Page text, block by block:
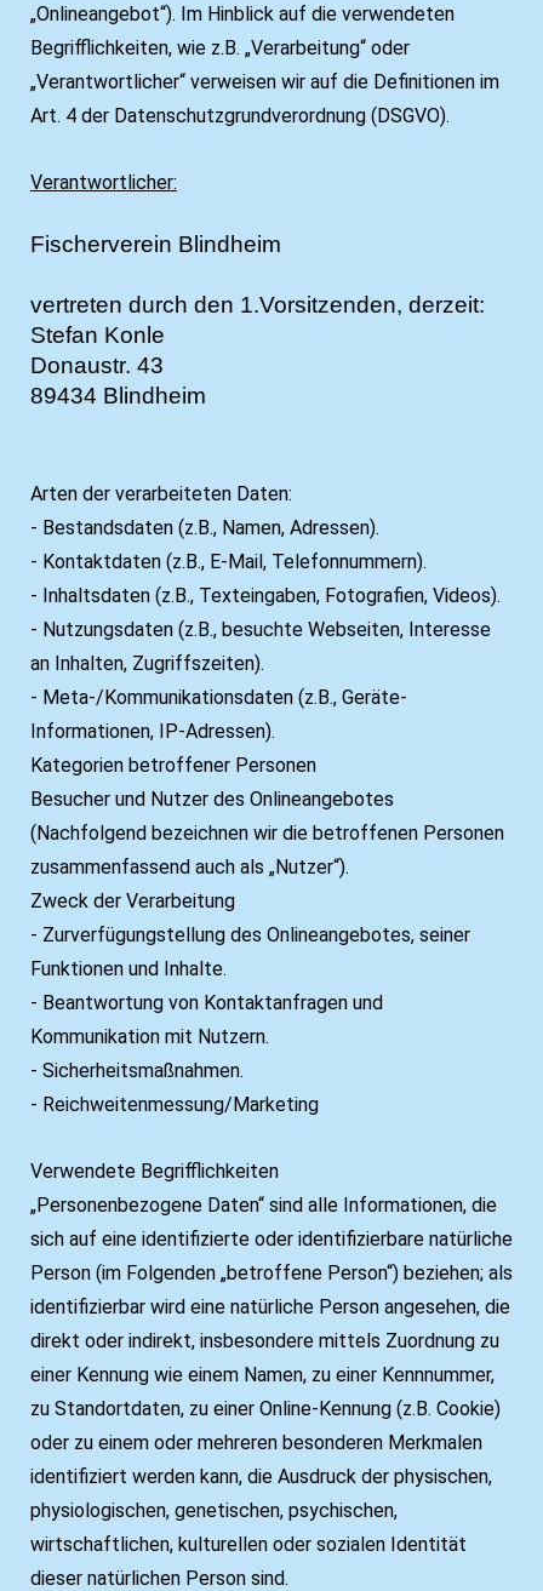
„Onlineangebot“). Im Hinblick auf die verwendeten
Begrifflichkeiten, wie z.B. „Verarbeitung“ oder
„Verantwortlicher“ verweisen wir auf die Definitionen im
Art. 4 der Datenschutzgrundverordnung (DSGVO).
Verantwortlicher:
Fischerverein Blindheim
vertreten durch den 1.Vorsitzenden, derzeit:
Stefan Konle
Donaustr. 43
89434 Blindheim
Arten der verarbeiteten Daten:
- Bestandsdaten (z.B., Namen, Adressen).
- Kontaktdaten (z.B., E-Mail, Telefonnummern).
- Inhaltsdaten (z.B., Texteingaben, Fotografien, Videos).
- Nutzungsdaten (z.B., besuchte Webseiten, Interesse
an Inhalten, Zugriffszeiten).
- Meta-/Kommunikationsdaten (z.B., Geräte-
Informationen, IP-Adressen).
Kategorien betroffener Personen
Besucher und Nutzer des Onlineangebotes
(Nachfolgend bezeichnen wir die betroffenen Personen
zusammenfassend auch als „Nutzer“).
Zweck der Verarbeitung
- Zurverfügungstellung des Onlineangebotes, seiner
Funktionen und Inhalte.
- Beantwortung von Kontaktanfragen und
Kommunikation mit Nutzern.
- Sicherheitsmaßnahmen.
- Reichweitenmessung/Marketing
Verwendete Begrifflichkeiten
„Personenbezogene Daten“ sind alle Informationen, die
sich auf eine identifizierte oder identifizierbare natürliche
Person (im Folgenden „betroffene Person“) beziehen; als
identifizierbar wird eine natürliche Person angesehen, die
direkt oder indirekt, insbesondere mittels Zuordnung zu
einer Kennung wie einem Namen, zu einer Kennnummer,
zu Standortdaten, zu einer Online-Kennung (z.B. Cookie)
oder zu einem oder mehreren besonderen Merkmalen
identifiziert werden kann, die Ausdruck der physischen,
physiologischen, genetischen, psychischen,
wirtschaftlichen, kulturellen oder sozialen Identität
dieser natürlichen Person sind.